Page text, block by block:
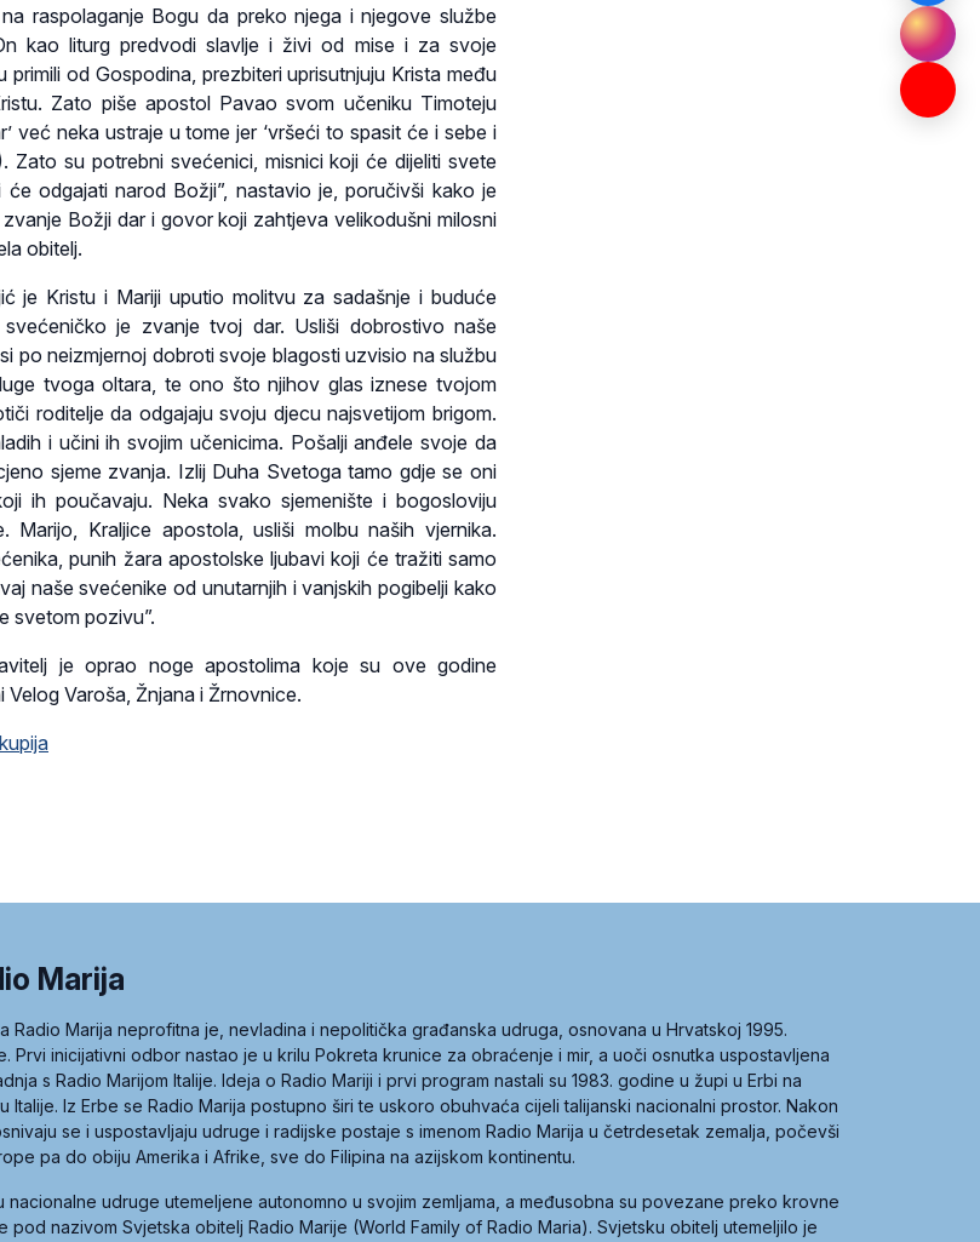
raspolaganje Bogu da preko njega i njegove službe
kao liturg predvodi slavlje i živi od mise i za svoje
primili od Gospodina, prezbiteri uprisutnjuju Krista među
Zato piše apostol Pavao svom učeniku Timoteju
već neka ustraje u tome jer ‘vršeći to spasit će i sebe i
Zato su potrebni svećenici, misnici koji će dijeliti svete
odgajati narod Božji”, nastavio je, poručivši kako je
Božji dar i govor koji zahtjeva velikodušni milosni
obitelj.
je Kristu i Mariji uputio molitvu za sadašnje i buduće
svećeničko je zvanje tvoj dar. Usliši dobrostivo naše
po neizmjernoj dobroti svoje blagosti uzvisio na službu
tvoga oltara, te ono što njihov glas iznese tvojom
roditelje da odgajaju svoju djecu najsvetijom brigom.
i učini ih svojim učenicima. Pošalji anđele svoje da
sjeme zvanja. Izlij Duha Svetoga tamo gdje se oni
ih poučavaju. Neka svako sjemenište i bogosloviju
Marijo, Kraljice apostola, usliši molbu naših vjernika.
punih žara apostolske ljubavi koji će tražiti samo
naše svećenike od unutarnjih i vanjskih pogibelji kako
svetom pozivu”.
je oprao noge apostolima koje su ove godine
Varoša, Žnjana i Žrnovnice.
Marija
Radio Marija neprofitna je, nevladina i nepolitička građanska udruga, osnovana u Hrvatskoj 1995.
Prvi inicijativni odbor nastao je u krilu Pokreta krunice za obraćenje i mir, a uoči osnutka uspostavljena
s Radio Marijom Italije. Ideja o Radio Mariji i prvi program nastali su 1983. godine u župi u Erbi na
Italije. Iz Erbe se Radio Marija postupno širi te uskoro obuhvaća cijeli talijanski nacionalni prostor. Nakon
se i uspostavljaju udruge i radijske postaje s imenom Radio Marija u četrdesetak zemalja, počevši
pa do obiju Amerika i Afrike, sve do Filipina na azijskom kontinentu.
nacionalne udruge utemeljene autonomno u svojim zemljama, a međusobna su povezane preko krovne
pod nazivom Svjetska obitelj Radio Marije (World Family of Radio Maria). Svjetsku obitelj utemeljilo je